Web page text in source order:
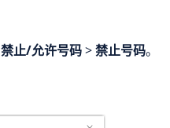
禁止/允许号码>禁止号码。